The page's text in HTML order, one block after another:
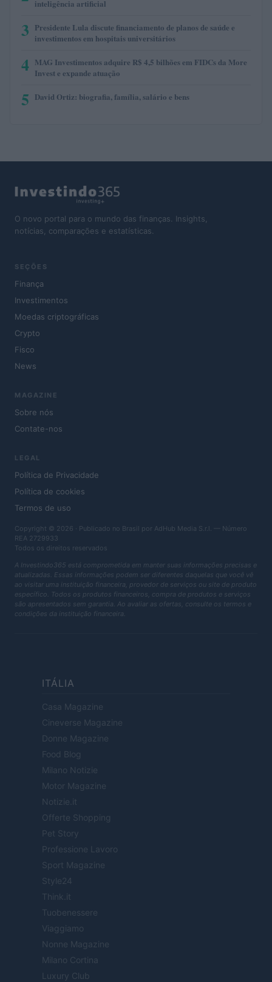
inteligência artificial
3 Presidente Lula discute financiamento de planos de saúde e
investimentos em hospitais universitários
4 MAG Investimentos adquire R$ 4,5 bilhões em FIDCs da More
Invest e expande atuação
5 David Ortiz: biografia, família, salário e bens
O novo portal para o mundo das finanças. Insights,
notícias, comparações e estatísticas.
SEÇÕES
Finança
Investimentos
Moedas criptográficas
Crypto
Fisco
News
MAGAZINE
Sobre nós
Contate-nos
LEGAL
Política de Privacidade
Política de cookies
Termos de uso
Copyright © 2026 · Publicado no Brasil por AdHub Media S.r.l. — Número
REA 2729933
Todos os direitos reservados
A Investindo365 está comprometida em manter suas informações precisas e
atualizadas. Essas informações podem ser diferentes daquelas que você vê
ao visitar uma instituição financeira, provedor de serviços ou site de produto
específico. Todos os produtos financeiros, compra de produtos e serviços
são apresentados sem garantia. Ao avaliar as ofertas, consulte os termos e
condições da instituição financeira.
ITÁLIA
Casa Magazine
Cineverse Magazine
Donne Magazine
Food Blog
Milano Notizie
Motor Magazine
Notizie.it
Offerte Shopping
Pet Story
Professione Lavoro
Sport Magazine
Style24
Think.it
Tuobenessere
Viaggiamo
Nonne Magazine
Milano Cortina
Luxury Club